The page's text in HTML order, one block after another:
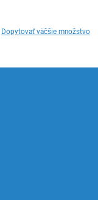
Dopytovať väčšie množstvo